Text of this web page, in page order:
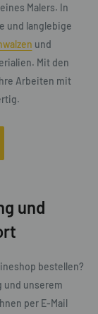
Malers. In
und langlebige
und
Mit den
Arbeiten mit
und
bestellen?
und unserem
per E-Mail